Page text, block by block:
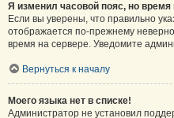
Я изменил часовой пояс, но время
Если вы уверены, что правильно
отображается по-прежнему
время на сервере. Уведомите
Вернуться к началу
Моего языка нет в списке!
Администратор не установил